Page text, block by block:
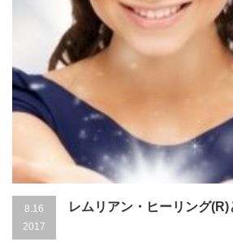
8.16
2017
レムリアン・ヒーリング(R)